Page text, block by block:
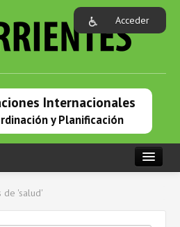
Acceder
Internacionales
y Planificación
de 'salud'